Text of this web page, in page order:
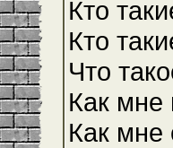
Кто
Кто
Что
Как мне
Как мне